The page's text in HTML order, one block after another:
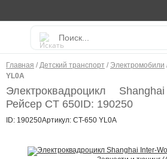
Главная / Детский транспорт / Электромобили
YL0A
Электроквадроцикл
Рейсер CT 650ID: 190250
ID: 190250Артикул: CT-650 YL0A